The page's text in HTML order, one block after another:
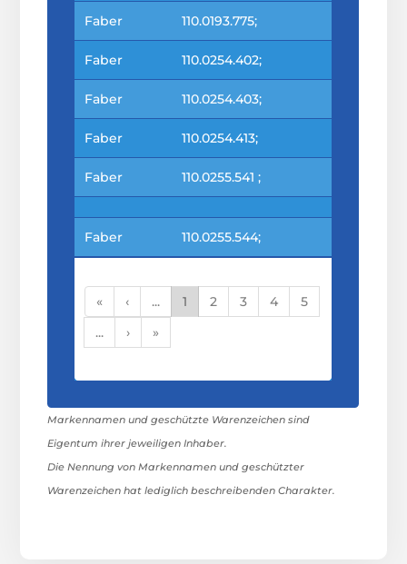
Faber 110.0193.775;
Faber 110.0254.402;
Faber 110.0254.403;
Faber 110.0254.413;
Faber 110.0255.541 ;
Faber 110.0255.544;
« ‹ ... 1 2 3 4
5
...
› »
Markennamen und geschützte Warenzeichen sind
Eigentum ihrer jeweiligen Inhaber.
Die Nennung von Markennamen und geschützter
Warenzeichen hat lediglich beschreibenden Charakter.